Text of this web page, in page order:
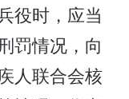
役时，应当
罚情况，向
人联合会核